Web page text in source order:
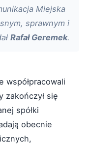
Miejska
sprawnym i
Rafał Geremek.
współpracowali
zakończył się
spółki
obecnie